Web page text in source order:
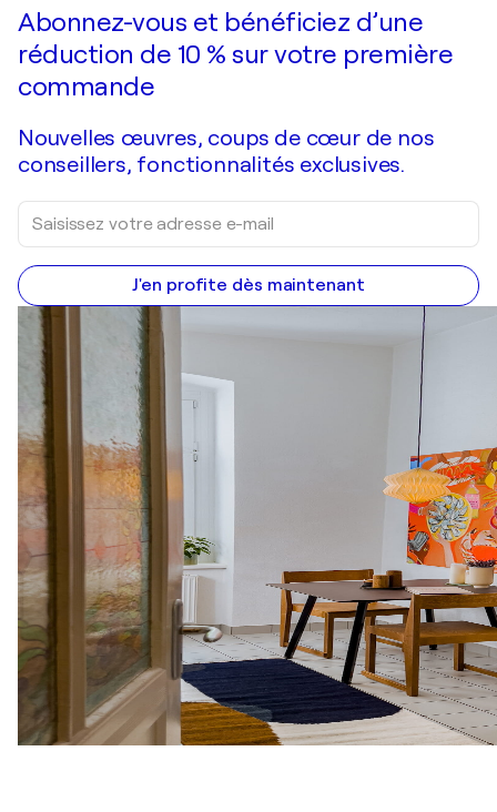
Abonnez-vous et bénéficiez d’une
réduction de 10 % sur votre première
commande
Nouvelles œuvres, coups de cœur de nos
conseillers, fonctionnalités exclusives.
J'en profite dès maintenant